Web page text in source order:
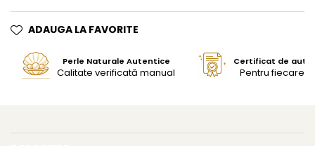
ADAUGA LA FAVORITE
Perle Naturale Autentice
Calitate verificată manual
Certificat de
Pentru fiecare